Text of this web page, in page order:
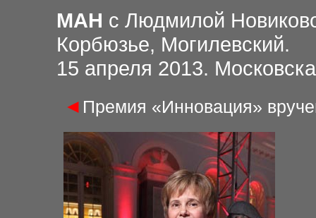
МАН с Людмилой
Корбюзье, Могилевский.
15 апреля 2013.
◄ Премия «Инновация»